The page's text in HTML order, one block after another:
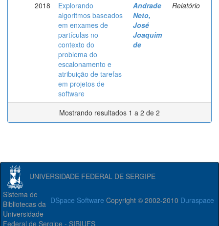
2018
Explorando
algoritmos baseados
em enxames de
partículas no
contexto do
problema do
escalonamento e
atribuição de tarefas
em projetos de
software
Andrade
Neto,
José
Joaquim
de
Relatório
Mostrando resultados 1 a 2 de 2
UNIVERSIDADE FEDERAL DE SERGIPE
DSpace Software Copyright © 2002-2010 Duraspace
Sistema de
Bibliotecas da
Universidade
Federal de Sergipe - SIBIUFS